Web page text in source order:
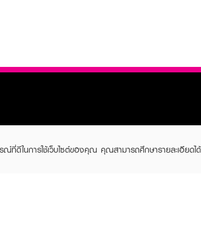
ณ์ที่ดีในการใช้เว็บไซต์ของคุณ คุณสามารถศึกษารายละเอียดไ
CUSTOMER CARE